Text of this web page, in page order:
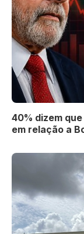
40% dizem
em relação a